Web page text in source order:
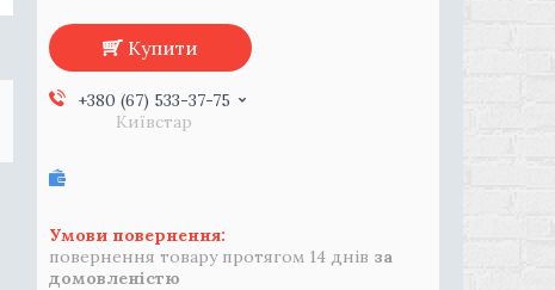
Купити
+380 (67) 533-37-75
Київстар
повернення товару протягом 14 днів за
домовленістю